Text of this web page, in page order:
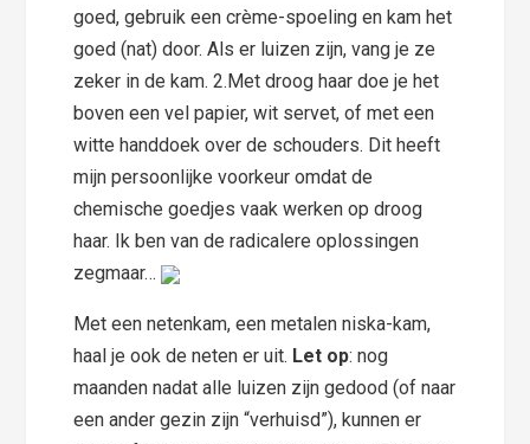
goed, gebruik een crème-spoeling en kam het
goed (nat) door. Als er luizen zijn, vang je ze
zeker in de kam. 2.Met droog haar doe je het
boven een vel papier, wit servet, of met een
witte handdoek over de schouders. Dit heeft
mijn persoonlijke voorkeur omdat de
chemische goedjes vaak werken op droog
haar. Ik ben van de radicalere oplossingen
zegmaar…
Met een netenkam, een metalen niska-kam,
haal je ook de neten er uit. Let op: nog
maanden nadat alle luizen zijn gedood (of naar
een ander gezin zijn “verhuisd”), kunnen er